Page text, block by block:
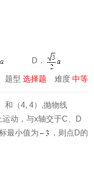
D．
题型 选择题 难度 中等
和（4, 4）,抛物线
动，与x轴交于C、D
最小值为
，则点D的